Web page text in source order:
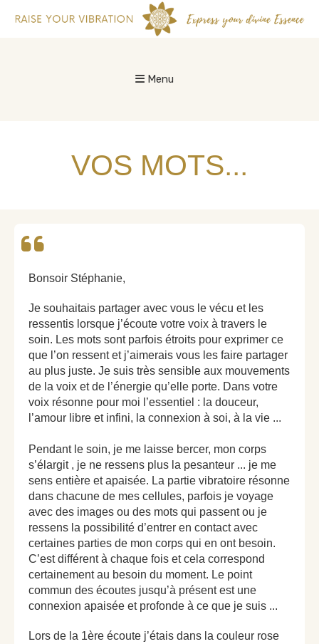
Menu
VOS MOTS...
Bonsoir Stéphanie,
Je souhaitais partager avec vous le vécu et les
ressentis lorsque j’écoute votre voix à travers le
soin. Les mots sont parfois étroits pour exprimer ce
que l’on ressent et j’aimerais vous les faire partager
au plus juste. Je suis très sensible aux mouvements
de la voix et de l’énergie qu’elle porte. Dans votre
voix résonne pour moi l’essentiel : la douceur,
l’amour libre et infini, la connexion à soi, à la vie ...
Pendant le soin, je me laisse bercer, mon corps
s’élargit , je ne ressens plus la pesanteur ... je me
sens entière et apaisée. La partie vibratoire résonne
dans chacune de mes cellules, parfois je voyage
avec des images ou des mots qui passent ou je
ressens la possibilité d’entrer en contact avec
certaines parties de mon corps qui en ont besoin.
C’est différent à chaque fois et cela correspond
certainement au besoin du moment. Le point
commun des écoutes jusqu’à présent est une
connexion apaisée et profonde à ce que je suis ...
Lors de la 1ère écoute j’étais dans la couleur rose